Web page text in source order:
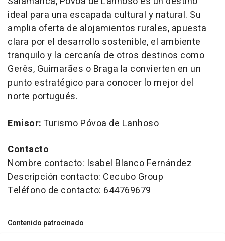
ideal para una escapada cultural y natural. Su
amplia oferta de alojamientos rurales, apuesta
clara por el desarrollo sostenible, el ambiente
tranquilo y la cercanía de otros destinos como
Gerês, Guimarães o Braga la convierten en un
punto estratégico para conocer lo mejor del
norte portugués.
Emisor: Turismo Póvoa de Lanhoso
Contacto
Nombre contacto: Isabel Blanco Fernández
Descripción contacto: Cecubo Group
Teléfono de contacto: 644769679
Contenido patrocinado